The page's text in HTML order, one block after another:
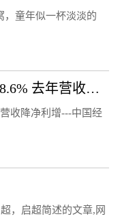
，童年似一杯淡淡的
民爆光电上市募13.4亿首日涨8.6% 去年营收降净利增
收降净利增---中国经
，启超简述的文章,网